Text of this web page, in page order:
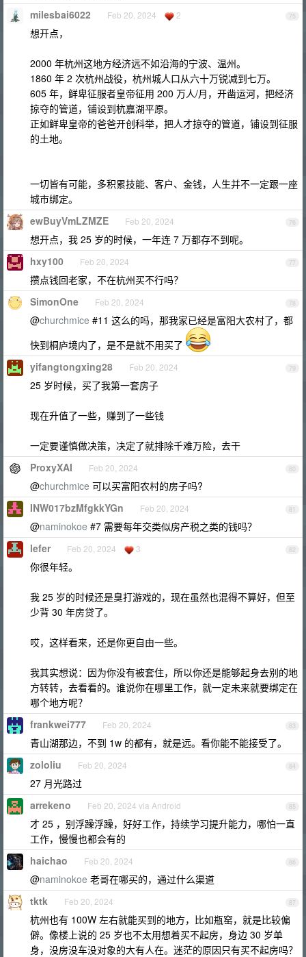
75
milesbai6022 Feb 20, 2024 2
想开点，
2000 年杭州这地方经济远不如沿海的宁波、温州。
1860 年 2 次杭州战役，杭州城人口从六十万锐减到七万。
605 年，鲜卑征服者皇帝征用 200 万人/月，开凿运河，把经济
掠夺的管道，铺设到杭嘉湖平原。
正如鲜卑皇帝的爸爸开创科举，把人才掠夺的管道，铺设到征服
的土地。
一切皆有可能，多积累技能、客户、金钱，人生并不一定跟一座
城市绑定。
76
ewBuyVmLZMZE Feb 20, 2024
想开点，我 25 岁的时候，一年连 7 万都存不到呢。
77
hxy100 Feb 20, 2024
攒点钱回老家，不在杭州买不行吗？
78
SimonOne Feb 20, 2024
@churchmice #11 这么的吗，那我家已经是富阳大农村了，都
快到桐庐境内了，是不是就不用买了
79
yifangtongxing28 Feb 20, 2024
25 岁时候，买了我第一套房子
现在升值了一些，赚到了一些钱
一定要谨慎做决策，决定了就排除千难万险，去干
80
ProxyXAI Feb 20, 2024
@churchmice 可以买富阳农村的房子吗?
81
INW017bzMfgkkYGn Feb 20, 2024
@naminokoe #7 需要每年交类似房产税之类的钱吗？
82
lefer Feb 20, 2024 3
你很年轻。
我 25 岁的时候还是臭打游戏的，现在虽然也混得不算好，但至
少背 30 年房贷了。
哎，这样看来，还是你更自由一些。
我其实想说：因为你没有被套住，所以你还是能够起身去别的地
方转转，去看看的。谁说你在哪里工作，就一定未来就要绑定在
哪个地方呢？
83
frankwei777 Feb 20, 2024
青山湖那边，不到 1w 的都有，就是远。看你能不能接受了。
84
zololiu Feb 20, 2024
27 月光路过
85
arrekeno Feb 20, 2024 via Android
才 25 ，别浮躁浮躁，好好工作，持续学习提升能力，哪怕一直
工作，慢慢也都会有的
86
haichao Feb 20, 2024
@naminokoe 老哥在哪买的，通过什么渠道
87
tktk Feb 20, 2024
杭州也有 100W 左右就能买到的地方，比如瓶窑，就是比较偏
僻。像楼上说的 25 岁也不太用想着买不起房，身边 30 岁单
身，没房没车没对象的大有人在。迷茫的原因只有买不起房吗？